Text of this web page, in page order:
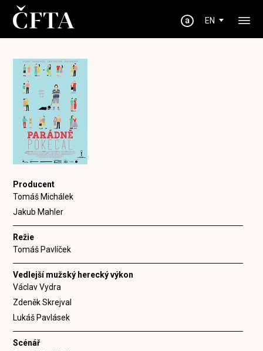
EN
Producent
Tomáš Michálek
Jakub Mahler
Režie
Tomáš Pavlíček
Vedlejší mužský herecký výkon
Václav Vydra
Zdeněk Skrejval
Lukáš Pavlásek
Scénář